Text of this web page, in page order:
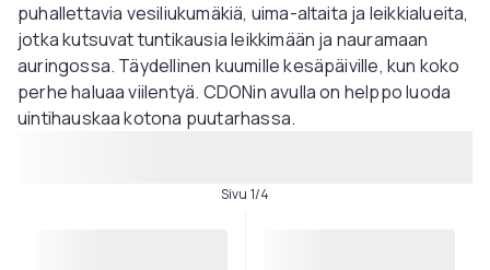
puhallettavia vesiliukumäkiä, uima-altaita ja leikkialueita,
jotka kutsuvat tuntikausia leikkimään ja nauramaan
auringossa. Täydellinen kuumille kesäpäiville, kun koko
perhe haluaa viilentyä. CDONin avulla on helppo luoda
uintihauskaa kotona puutarhassa.
Sivu 1/4